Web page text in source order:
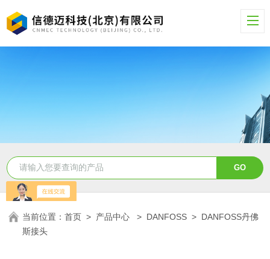
当前位置：首页 > 产品中心 > DANFOSS > DANFOSS丹佛
斯接头